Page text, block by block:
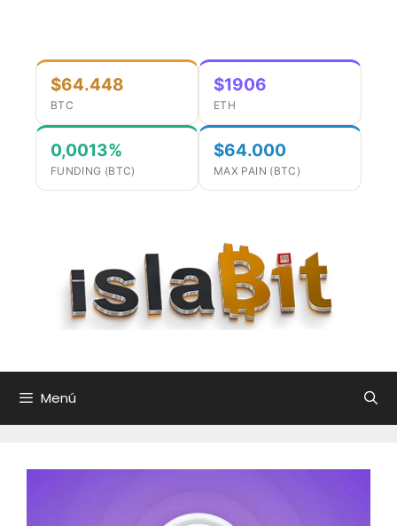
contenido
$64.448
BTC
$1906
ETH
0,0013%
FUNDING (BTC)
$64.000
MAX PAIN (BTC)
Menú